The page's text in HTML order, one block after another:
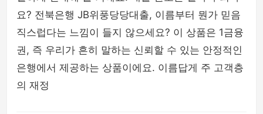
요? 전북은행 JB위풍당당대출, 이름부터 뭔가 믿음
직스럽다는 느낌이 들지 않으세요? 이 상품은 1금융
권, 즉 우리가 흔히 말하는 신뢰할 수 있는 안정적인
은행에서 제공하는 상품이에요. 이름답게 주 고객층
의 재정